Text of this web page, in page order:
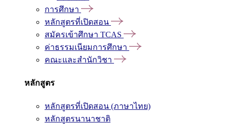
การศึกษา
หลักสูตรที่เปิดสอน
สมัครเข้าศึกษา TCAS
ค่าธรรมเนียมการศึกษา
คณะและสำนักวิชา
หลักสูตร
หลักสูตรที่เปิดสอน (ภาษาไทย)
หลักสูตรนานาชาติ